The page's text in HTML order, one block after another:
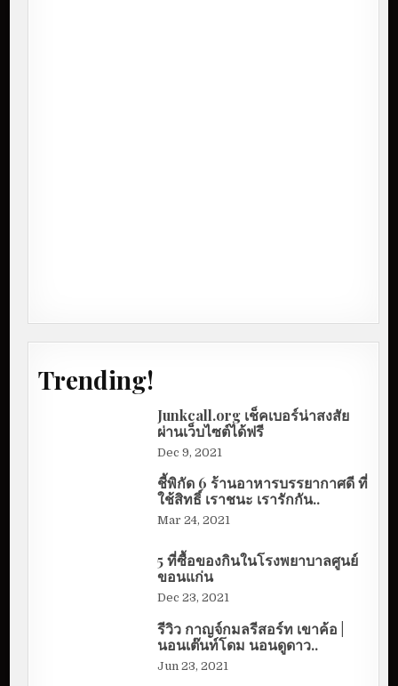
Trending!
Junkcall.org เช็คเบอร์น่าสงสัย
ผ่านเว็บไซต์ได้ฟรี
Dec 9, 2021
ชี้พิกัด 6 ร้านอาหารบรรยากาศดี ที่
ใช้สิทธิ์ เราชนะ เรารักกัน..
Mar 24, 2021
5 ที่ซื้อของกินในโรงพยาบาลศูนย์
ขอนแก่น
Dec 23, 2021
รีวิว กาญจ์กมลรีสอร์ท เขาค้อ |
นอนเต๊นท์โดม นอนดูดาว..
Jun 23, 2021